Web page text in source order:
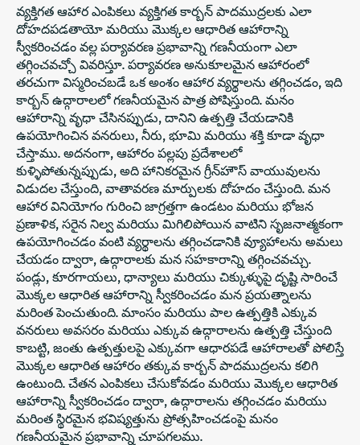
వ్యక్తిగత ఆహార ఎంపికలు వ్యక్తిగత కార్బన్ పాదముద్రలకు ఎలా
దోహదపడతాయో మరియు మొక్కల ఆధారిత ఆహారాన్ని
స్వీకరించడం వల్ల పర్యావరణ ప్రభావాన్ని గణనీయంగా ఎలా
తగ్గించవచ్చో వివరిస్తూ. పర్యావరణ అనుకూలమైన ఆహారంలో
తరచుగా విస్మరించబడే ఒక అంశం ఆహార వ్యర్థాలను తగ్గించడం, ఇది
కార్బన్ ఉద్గారాలలో గణనీయమైన పాత్ర పోషిస్తుంది. మనం
ఆహారాన్ని వృధా చేసినప్పుడు, దానిని ఉత్పత్తి చేయడానికి
ఉపయోగించిన వనరులు, నీరు, భూమి మరియు శక్తి కూడా వృధా
చేస్తాము. అదనంగా, ఆహారం పల్లపు ప్రదేశాలలో
కుళ్ళిపోతున్నప్పుడు, అది హానికరమైన గ్రీన్‌హౌస్ వాయువులను
విడుదల చేస్తుంది, వాతావరణ మార్పులకు దోహదం చేస్తుంది. మన
ఆహార వినియోగం గురించి జాగ్రత్తగా ఉండటం మరియు భోజన
ప్రణాళిక, సరైన నిల్వ మరియు మిగిలిపోయిన వాటిని సృజనాత్మకంగా
ఉపయోగించడం వంటి వ్యర్థాలను తగ్గించడానికి వ్యూహాలను అమలు
చేయడం ద్వారా, ఉద్గారాలకు మన సహకారాన్ని తగ్గించవచ్చు.
పండ్లు, కూరగాయలు, ధాన్యాలు మరియు చిక్కుళ్ళుపై దృష్టి సారించే
మొక్కల ఆధారిత ఆహారాన్ని స్వీకరించడం మన ప్రయత్నాలను
మరింత పెంచుతుంది. మాంసం మరియు పాల ఉత్పత్తికి ఎక్కువ
వనరులు అవసరం మరియు ఎక్కువ ఉద్గారాలను ఉత్పత్తి చేస్తుంది
కాబట్టి, జంతు ఉత్పత్తులపై ఎక్కువగా ఆధారపడే ఆహారాలతో పోలిస్తే
మొక్కల ఆధారిత ఆహారం తక్కువ కార్బన్ పాదముద్రలను కలిగి
ఉంటుంది. చేతన ఎంపికలు చేసుకోవడం మరియు మొక్కల ఆధారిత
ఆహారాన్ని స్వీకరించడం ద్వారా, ఉద్గారాలను తగ్గించడం మరియు
మరింత స్థిరమైన భవిష్యత్తును ప్రోత్సహించడంపై మనం
గణనీయమైన ప్రభావాన్ని చూపగలము.